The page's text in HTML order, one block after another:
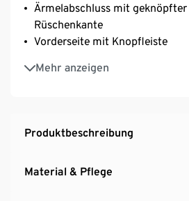
Ärmelabschluss mit
Rüschenkante
Vorderseite mit Knopfleiste
Mehr anzeigen
Abgerundeter Saum
Produktbeschreibung
Material & Pflege